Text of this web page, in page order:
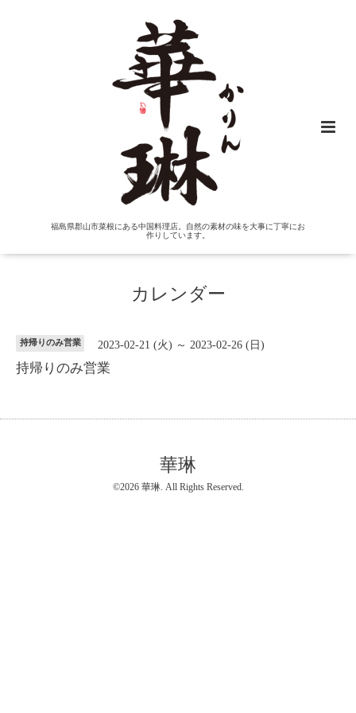
福島県郡山市菜根にある中国料理店。自然の素材の味を大事に丁寧にお
作りしています。
カレンダー
持帰りのみ営業 2023-02-21 (火) ～ 2023-02-26 (日)
持帰りのみ営業
華琳
©2026 華琳. All Rights Reserved.